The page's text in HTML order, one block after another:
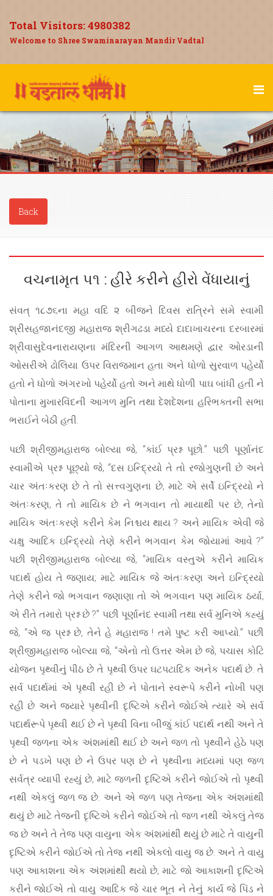
Total Visitors:4980382
Welcome to Shree Swaminarayan Mandir Vadtal
Back
વચનામૃત ૫૧ : હીરે કરીને હીરો વેંધાયાનું
સંવત્ ૧૮૭૬ના મહા વદિ ૨ બીજને દિવસ રાત્રિને સમે સ્વામી
શ્રીસહજાનંદજી મહારાજ શ્રીગઢડા મધ્યે દાદાખાચરના દરબારમાં
શ્રીવાસુદેવનારાયણના મંદિરની આગળ આથમણે દ્વાર ઓરડાની
ઓસરીએ ઢોલિયા ઉપર વિરાજમાન હતા અને ધોળો સુરવાળ પહેર્યો
હતો ને ધોળો અંગરખો પહેર્યો હતો અને માથે ધોળી પાઘ બાંધી હતી ને
પોતાના મુખારવિંદની આગળ મુનિ તથા દેશદેશના હરિભક્તની સભા
ભરાઈને બેઠી હતી.
પછી શ્રીજીમહારાજ બોલ્યા જે, “કાંઈ પ્રશ્ન પૂછો.” પછી પૂર્ણાનંદ
સ્વામીએ પ્રશ્ન પૂછ્યો જે, “દસ ઇન્દ્રિયો તે તો રજોગુણની છે અને
ચાર અંતઃકરણ છે તે તો સત્ત્વગુણના છે, માટે એ સર્વે ઇન્દ્રિયો ને
અંતઃકરણ, તે તો માયિક છે ને ભગવાન તો માયાથી પર છે, તેનો
માયિક અંતઃકરણે કરીને કેમ નિશ્ચય થાય ? અને માયિક એવી જે
ચક્ષુ આદિક ઇન્દ્રિયો તેણે કરીને ભગવાન કેમ જોયામાં આવે ?”
પછી શ્રીજીમહારાજ બોલ્યા જે, “માયિક વસ્તુએ કરીને માયિક
પદાર્થ હોય તે જણાય; માટે માયિક જે અંતઃકરણ અને ઇન્દ્રિયો
તેણે કરીને જો ભગવાન જણાણા તો એ ભગવાન પણ માયિક ઠર્યા,
એ રીતે તમારો પ્રશ્ન છે ?” પછી પૂર્ણાનંદ સ્વામી તથા સર્વ મુનિએ કહ્યું
જે, “એ જ પ્રશ્ન છે, તેને હે મહારાજ ! તમે પુષ્ટ કરી આપ્યો.” પછી
શ્રીજીમહારાજ બોલ્યા જે, “એનો તો ઉત્તર એમ છે જે, પચાસ કોટિ
યોજન પૃથ્વીનું પીઠ છે તે પૃથ્વી ઉપર ઘટપટાદિક અનેક પદાર્થ છે. તે
સર્વ પદાર્થમાં એ પૃથ્વી રહી છે ને પોતાને સ્વરૂપે કરીને નોખી પણ
રહી છે અને જ્યારે પૃથ્વીની દૃષ્ટિએ કરીને જોઈએ ત્યારે એ સર્વ
પદાર્થરૂપે પૃથ્વી થઈ છે ને પૃથ્વી વિના બીજું કાંઈ પદાર્થ નથી અને તે
પૃથ્વી જળના એક અંશમાંથી થઈ છે અને જળ તો પૃથ્વીને હેઠે પણ
છે ને પડખે પણ છે ને ઉપર પણ છે ને પૃથ્વીના મધ્યમાં પણ જળ
સર્વત્ર વ્યાપી રહ્યું છે, માટે જળની દૃષ્ટિએ કરીને જોઈએ તો પૃથ્વી
નથી એકલું જળ જ છે. અને એ જળ પણ તેજના એક અંશમાંથી
થયું છે માટે તેજની દૃષ્ટિએ કરીને જોઈએ તો જળ નથી એકલું તેજ
જ છે અને તે તેજ પણ વાયુના એક અંશમાંથી થયું છે માટે તે વાયુની
દૃષ્ટિએ કરીને જોઈએ તો તેજ નથી એકલો વાયુ જ છે. અને તે વાયુ
પણ આકાશના એક અંશમાંથી થયો છે, માટે જો આકાશની દૃષ્ટિએ
કરીને જોઈએ તો વાયુ આદિક જે ચાર ભૂત ને તેનું કાર્ય જે પિંડ ને